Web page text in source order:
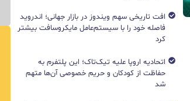
افت تاریخی سهم ویندوز در بازار جهانی؛ اندروید
فاصله خود را با سیستم‌عامل مایکروسافت بیشتر
کرد
اتحادیه اروپا علیه تیک‌تاک؛ این پلتفرم به
حفاظت از کودکان و حریم خصوصی آن‌ها متهم
شد